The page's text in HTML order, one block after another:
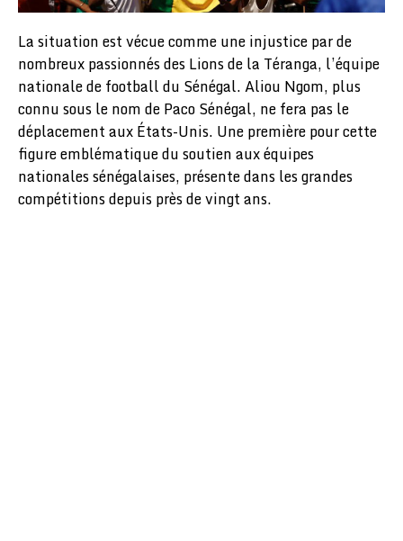
La situation est vécue comme une injustice par de
nombreux passionnés des Lions de la Téranga, l’équipe
nationale de football du Sénégal. Aliou Ngom, plus
connu sous le nom de Paco Sénégal, ne fera pas le
déplacement aux États-Unis. Une première pour cette
figure emblématique du soutien aux équipes
nationales sénégalaises, présente dans les grandes
compétitions depuis près de vingt ans.